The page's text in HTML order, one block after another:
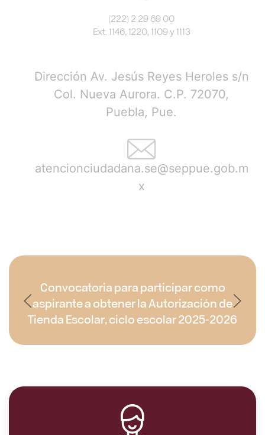
(222) 2 29 69 00
Ext. 1146, 1220, 1109 y 1113
Dirección Av. Jesús Reyes Heroles s/n
Col. Nueva Aurora. C.P. 72070,
Puebla, Pue.
atencionciudadana.se@seppue.gob.m
x
Convocatoria para participar como
aspirante a obtener la Autorización de
Tienda Escolar, ciclo escolar 2025-2026